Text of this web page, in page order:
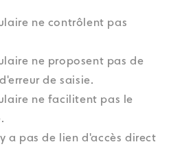
ne contrôlent pas
ne proposent pas de
de saisie.
ne facilitent pas le
a pas de lien d'accès direct